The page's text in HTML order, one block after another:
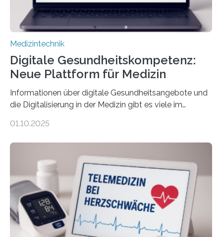
Medizintechnik
Digitale Gesundheitskompetenz:
Neue Plattform für Medizin
Informationen über digitale Gesundheitsangebote und
die Digitalisierung in der Medizin gibt es viele im
seriösen und wissenschaftlich abgesicherten Inhalten?
Forscherinnen der Technischen Universität Dresden
(TUD) richtet sich das Portal sowohl an Patientinnen
und Patienten, aber ebenso an medizinisches
Fachpersonal. Für all diese Zielgruppen bietet sie
speziell zugeschnittene Informationen, um deren
digitale Gesundheitskompetenz zu steigern. MiHUBx ist
01.10.2025